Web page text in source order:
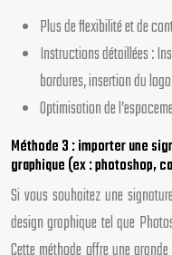
Plus de flexibilité et de
Instructions détaillées :
bordures, insertion du
Optimisation de
Méthode 3 : importer une
graphique (ex : photoshop,
Si vous souhaitez une
design graphique tel que